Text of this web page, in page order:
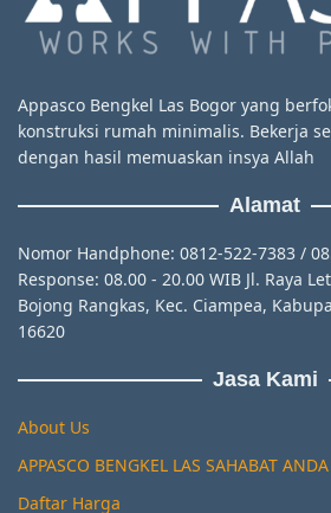
Appasco Bengkel Las Bogor yang
konstruksi rumah minimalis. Bekerja
dengan hasil memuaskan insya Allah
Alamat
Nomor Handphone: 0812-522-7383 /
Response: 08.00 - 20.00 WIB Jl. Raya
Bojong Rangkas, Kec. Ciampea,
16620
Jasa Kami
About Us
APPASCO BENGKEL LAS SAHABAT ANDA
Daftar Harga